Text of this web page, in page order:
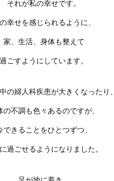
それが私の幸せです。
幸せを感じられるように、
家、生活、身体も整えて
過ごすようにしています。
の婦人科疾患が大きくなったり、
の不調も色々あるのですが、
できることをひとつずつ、
過ごせるようになりました。